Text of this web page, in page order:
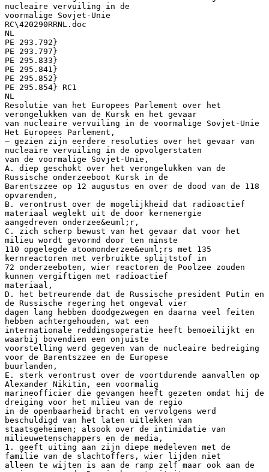
nucleaire vervuiling in de
voormalige Sovjet-Unie
RC\420290RRNL.doc
NL
PE 293.792}
PE 293.797}
PE 295.833}
PE 295.841}
PE 295.852}
PE 295.854} RC1
NL
Resolutie van het Europees Parlement over het
verongelukken van de Kursk en het gevaar
van nucleaire vervuiling in de voormalige Sovjet-Unie
Het Europees Parlement,
– gezien zijn eerdere resoluties over het gevaar van
nucleaire vervuiling in de opvolgerstaten
van de voormalige Sovjet-Unie,
A. diep geschokt over het verongelukken van de
Russische onderzeeboot Kursk in de
Barentszzee op 12 augustus en over de dood van de 118
opvarenden,
B. verontrust over de mogelijkheid dat radioactief
materiaal weglekt uit de door kernenergie
aangedreven onderzee&euml;r,
C. zich scherp bewust van het gevaar dat voor het
milieu wordt gevormd door ten minste
110 opgelegde atoomonderzee&euml;rs met 135
kernreactoren met verbruikte splijtstof in
72 onderzeeboten, wier reactoren de Poolzee zouden
kunnen vergiftigen met radioactief
materiaal,
D. het betreurende dat de Russische president Putin en
de Russische regering het ongeval vier
dagen lang hebben doodgezwegen en daarna veel feiten
hebben achtergehouden, wat een
internationale reddingsoperatie heeft bemoeilijkt en
waarbij bovendien een onjuiste
voorstelling werd gegeven van de nucleaire bedreiging
voor de Barentszzee en de Europese
buurlanden,
E. sterk verontrust over de voortdurende aanvallen op
Alexander Nikitin, een voormalig
marineofficier die gevangen heeft gezeten omdat hij de
dreiging voor het milieu van de regio
in de openbaarheid bracht en vervolgens werd
beschuldigd van het laten uitlekken van
staatsgeheimen; alsook over de intimidatie van
milieuwetenschappers en de media,
1. geeft uiting aan zijn diepe medeleven met de
familie van de slachtoffers, wier lijden niet
alleen te wijten is aan de ramp zelf maar ook aan de